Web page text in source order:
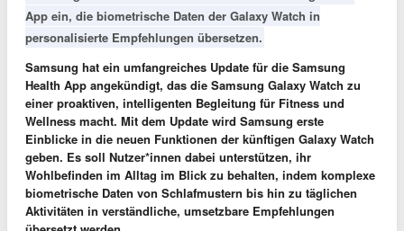
App ein, die biometrische Daten der Galaxy Watch in
personalisierte Empfehlungen übersetzen.
Samsung hat ein umfangreiches Update für die Samsung
Health App angekündigt, das die Samsung Galaxy Watch zu
einer proaktiven, intelligenten Begleitung für Fitness und
Wellness macht. Mit dem Update wird Samsung erste
Einblicke in die neuen Funktionen der künftigen Galaxy Watch
geben. Es soll Nutzer*innen dabei unterstützen, ihr
Wohlbefinden im Alltag im Blick zu behalten, indem komplexe
biometrische Daten von Schlafmustern bis hin zu täglichen
Aktivitäten in verständliche, umsetzbare Empfehlungen